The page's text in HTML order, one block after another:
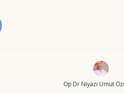
Op Dr Niyazi Umut